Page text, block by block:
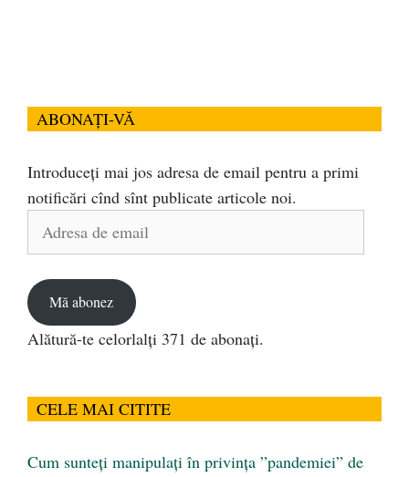
ABONAȚI-VĂ
Introduceți mai jos adresa de email pentru a primi
notificări cînd sînt publicate articole noi.
Mă abonez
Alătură-te celorlalți 371 de abonați.
CELE MAI CITITE
Cum sunteți manipulați în privința ”pandemiei” de